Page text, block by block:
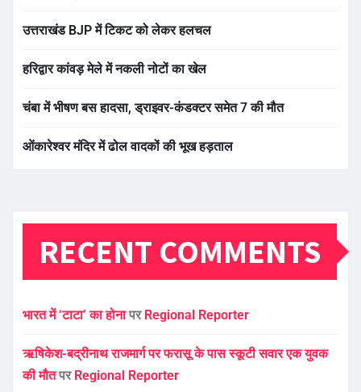
उत्तराखंड BJP में टिकट को लेकर हलचल
हरिद्वार कांवड़ मेले में नकली नोटों का खेल
चंबा में भीषण बस हादसा, ड्राइवर-कंडक्टर समेत 7 की मौत
ओंकारेश्वर मंदिर में ढोल वादकों की भूख हड़ताल
RECENT COMMENTS
भारत में ‘टाटा’ का होनापर Regional Reporter
ऋषिकेश-बद्रीनाथ राजमार्ग पर फरासू के पास स्कूटी सवार एक युवक
की मौतपर Regional Reporter